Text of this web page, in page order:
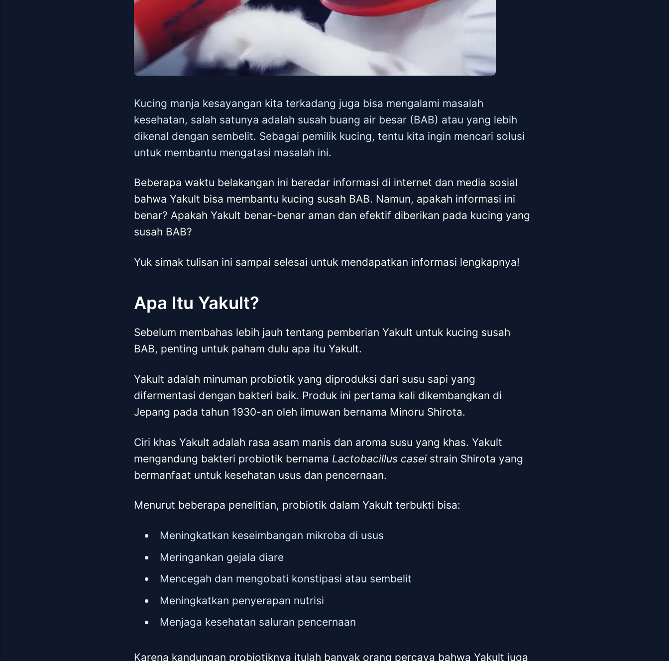
Kucing manja kesayangan kita terkadang juga bisa mengalami masalah
kesehatan, salah satunya adalah susah buang air besar (BAB) atau yang lebih
dikenal dengan sembelit. Sebagai pemilik kucing, tentu kita ingin mencari solusi
untuk membantu mengatasi masalah ini.
Beberapa waktu belakangan ini beredar informasi di internet dan media sosial
bahwa Yakult bisa membantu kucing susah BAB. Namun, apakah informasi ini
benar? Apakah Yakult benar-benar aman dan efektif diberikan pada kucing yang
susah BAB?
Yuk simak tulisan ini sampai selesai untuk mendapatkan informasi lengkapnya!
Apa Itu Yakult?
Sebelum membahas lebih jauh tentang pemberian Yakult untuk kucing susah
BAB, penting untuk paham dulu apa itu Yakult.
Yakult adalah minuman probiotik yang diproduksi dari susu sapi yang
difermentasi dengan bakteri baik. Produk ini pertama kali dikembangkan di
Jepang pada tahun 1930-an oleh ilmuwan bernama Minoru Shirota.
Ciri khas Yakult adalah rasa asam manis dan aroma susu yang khas. Yakult
mengandung bakteri probiotik bernama Lactobacillus caseistrain Shirota yang
bermanfaat untuk kesehatan usus dan pencernaan.
Menurut beberapa penelitian, probiotik dalam Yakult terbukti bisa:
Meningkatkan keseimbangan mikroba di usus
Meringankan gejala diare
Mencegah dan mengobati konstipasi atau sembelit
Meningkatkan penyerapan nutrisi
Menjaga kesehatan saluran pencernaan
Karena kandungan probiotiknya itulah banyak orang percaya bahwa Yakult juga